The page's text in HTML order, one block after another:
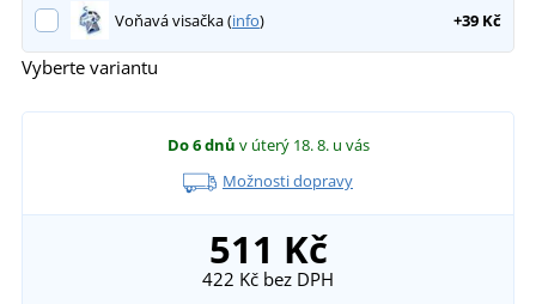
Voňavá visačka (info) +39 Kč
Vyberte variantu
Do 6 dnů v úterý 18. 8. u vás
Možnosti dopravy
511 Kč
422 Kč bez DPH